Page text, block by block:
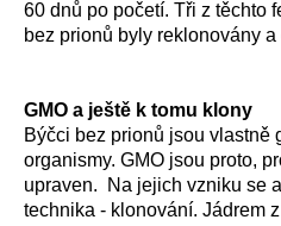
60 dnů po početí. Tři z těchto
bez prionů byly reklonovány
GMO a ještě k tomu klony
Býčci bez prionů jsou vlastně
organismy. GMO jsou proto,
upraven. Na jejich vzniku se
technika - klonování. Jádrem